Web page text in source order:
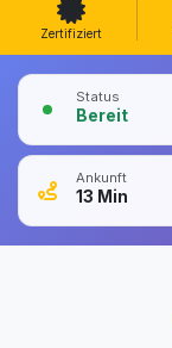
Zertifiziert
Status
Bereit
Ankunft
13 Min